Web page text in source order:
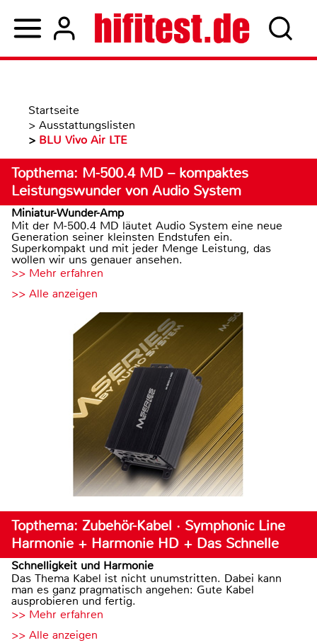
Startseite
> Ausstattungslisten
> BLU Vivo Air LTE
Topthema: M-500.4 MD – kompaktes
Leistungswunder von Audio System
Miniatur-Wunder-Amp
Mit der M-500.4 MD läutet Audio System eine neue
Generation seiner kleinsten Endstufen ein.
Superkompakt und mit jeder Menge Leistung, das
wollen wir uns genauer ansehen.
>> Mehr erfahren
>> Alle anzeigen
Topthema: Zubehör-Kabel · Symphonic Line
Harmonie + Harmonie HD + Das Schnelle
Schnelligkeit und Harmonie
Das Thema Kabel ist nicht unumstritten. Dabei kann
man es ganz pragmatisch angehen: Gute Kabel
ausprobieren und fertig.
>> Mehr erfahren
>> Alle anzeigen